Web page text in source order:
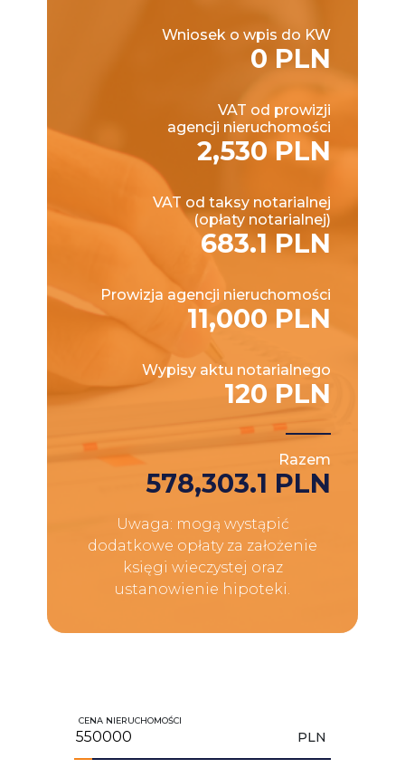
Wniosek o wpis do KW
0 PLN
VAT od prowizji
agencji nieruchomości
2,530 PLN
VAT od taksy notarialnej
(opłaty notarialnej)
683.1 PLN
Prowizja agencji nieruchomości
11,000 PLN
Wypisy aktu notarialnego
120 PLN
Razem
578,303.1 PLN
Uwaga: mogą wystąpić
dodatkowe opłaty za założenie
księgi wieczystej oraz
ustanowienie hipoteki.
CENA NIERUCHOMOŚCI
PLN